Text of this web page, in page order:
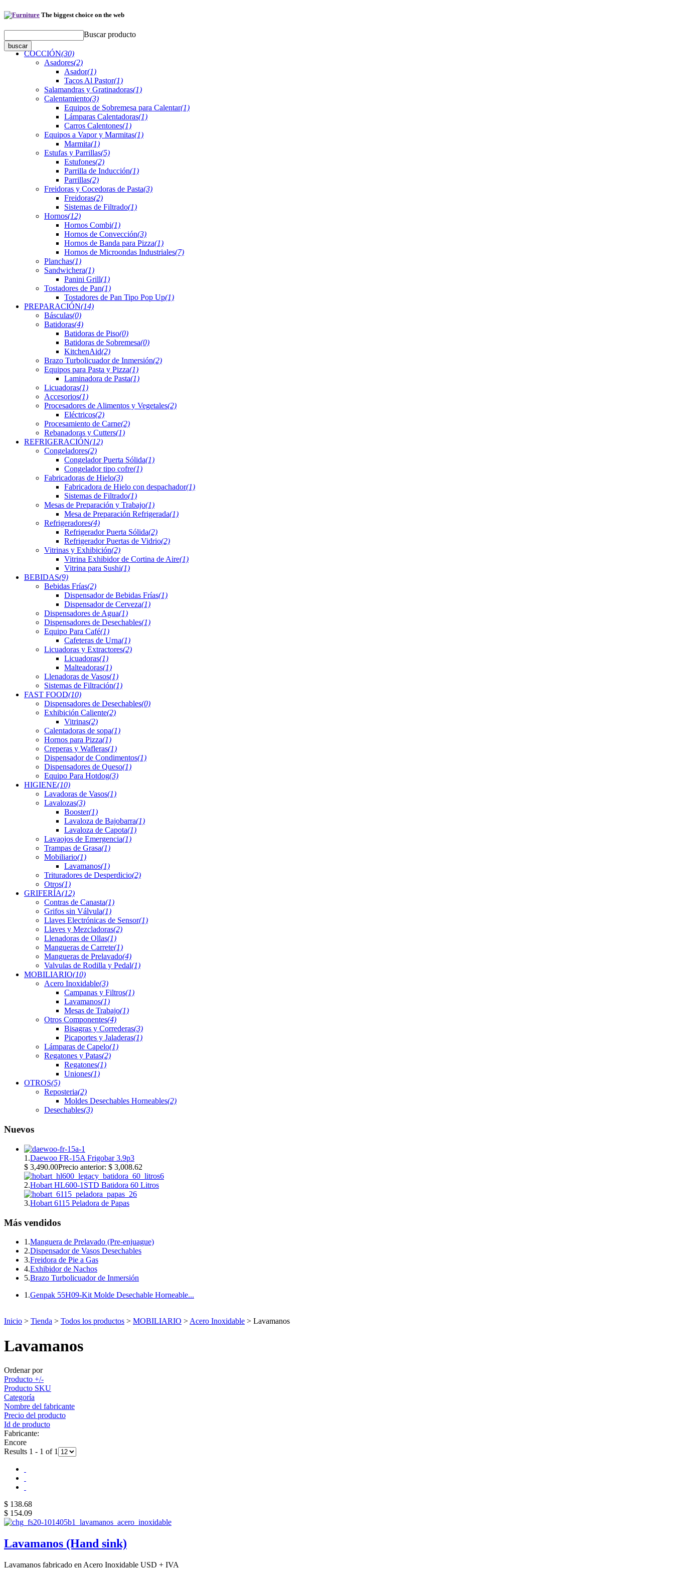
The biggest choice on the web
Buscar producto
COCCIÓN(30)
Asadores(2)
Asador(1)
Tacos Al Pastor(1)
Salamandras y Gratinadoras(1)
Calentamiento(3)
Equipos de Sobremesa para Calentar(1)
Lámparas Calentadoras(1)
Carros Calentones(1)
Equipos a Vapor y Marmitas(1)
Marmita(1)
Estufas y Parrillas(5)
Estufones(2)
Parrilla de Inducción(1)
Parrillas(2)
Freidoras y Cocedoras de Pasta(3)
Freidoras(2)
Sistemas de Filtrado(1)
Hornos(12)
Hornos Combi(1)
Hornos de Convección(3)
Hornos de Banda para Pizza(1)
Hornos de Microondas Industriales(7)
Planchas(1)
Sandwichera(1)
Panini Grill(1)
Tostadores de Pan(1)
Tostadores de Pan Tipo Pop Up(1)
PREPARACIÓN(14)
Básculas(0)
Batidoras(4)
Batidoras de Piso(0)
Batidoras de Sobremesa(0)
KitchenAid(2)
Brazo Turbolicuador de Inmersión(2)
Equipos para Pasta y Pizza(1)
Laminadora de Pasta(1)
Licuadoras(1)
Accesorios(1)
Procesadores de Alimentos y Vegetales(2)
Eléctricos(2)
Procesamiento de Carne(2)
Rebanadoras y Cutters(1)
REFRIGERACIÓN(12)
Congeladores(2)
Congelador Puerta Sólida(1)
Congelador tipo cofre(1)
Fabricadoras de Hielo(3)
Fabricadora de Hielo con despachador(1)
Sistemas de Filtrado(1)
Mesas de Preparación y Trabajo(1)
Mesa de Preparación Refrigerada(1)
Refrigeradores(4)
Refrigerador Puerta Sólida(2)
Refrigerador Puertas de Vidrio(2)
Vitrinas y Exhibición(2)
Vitrina Exhibidor de Cortina de Aire(1)
Vitrina para Sushi(1)
BEBIDAS(9)
Bebidas Frías(2)
Dispensador de Bebidas Frías(1)
Dispensador de Cerveza(1)
Dispensadores de Agua(1)
Dispensadores de Desechables(1)
Equipo Para Café(1)
Cafeteras de Urna(1)
Licuadoras y Extractores(2)
Licuadoras(1)
Malteadoras(1)
Llenadoras de Vasos(1)
Sistemas de Filtración(1)
FAST FOOD(10)
Dispensadores de Desechables(0)
Exhibición Caliente(2)
Vitrinas(2)
Calentadoras de sopa(1)
Hornos para Pizza(1)
Creperas y Wafleras(1)
Dispensador de Condimentos(1)
Dispensadores de Queso(1)
Equipo Para Hotdog(3)
HIGIENE(10)
Lavadoras de Vasos(1)
Lavalozas(3)
Booster(1)
Lavaloza de Bajobarra(1)
Lavaloza de Capota(1)
Lavaojos de Emergencia(1)
Trampas de Grasa(1)
Mobiliario(1)
Lavamanos(1)
Trituradores de Desperdicio(2)
Otros(1)
GRIFERÍA(12)
Contras de Canasta(1)
Grifos sin Válvula(1)
Llaves Electrónicas de Sensor(1)
Llaves y Mezcladoras(2)
Llenadoras de Ollas(1)
Mangueras de Carrete(1)
Mangueras de Prelavado(4)
Valvulas de Rodilla y Pedal(1)
MOBILIARIO(10)
Acero Inoxidable(3)
Campanas y Filtros(1)
Lavamanos(1)
Mesas de Trabajo(1)
Otros Componentes(4)
Bisagras y Correderas(3)
Picaportes y Jaladeras(1)
Lámparas de Capelo(1)
Regatones y Patas(2)
Regatones(1)
Uniones(1)
OTROS(5)
Reposteria(2)
Moldes Desechables Horneables(2)
Desechables(3)
Nuevos
1.Daewoo FR-15A Frigobar 3.9p3
$ 3,490.00Precio anterior: $ 3,008.62
2.Hobart HL600-1STD Batidora 60 Litros
3.Hobart 6115 Peladora de Papas
Más vendidos
1.Manguera de Prelavado (Pre-enjuague)
2.Dispensador de Vasos Desechables
3.Freidora de Pie a Gas
4.Exhibidor de Nachos
5.Brazo Turbolicuador de Inmersión
1.Genpak 55H09-Kit Molde Desechable Horneable...
Inicio > Tienda > Todos los productos > MOBILIARIO > Acero Inoxidable > Lavamanos
Lavamanos
Ordenar por
Producto +/-
Producto SKU
Categoría
Nombre del fabricante
Precio del producto
Id de producto
Fabricante:
Encore
Results 1 - 1 of 1
$ 138.68
$ 154.09
Lavamanos (Hand sink)
Lavamanos fabricado en Acero Inoxidable USD + IVA